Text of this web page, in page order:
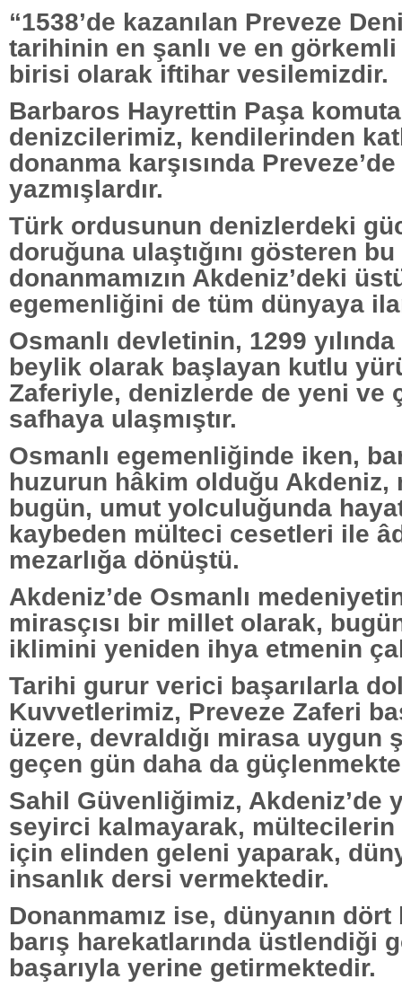
“1538’de kazanılan Preveze
tarihinin en şanlı ve en
birisi olarak iftihar vesilemizdir.
Barbaros Hayrettin Paşa
denizcilerimiz, kendilerinden
donanma karşısında
yazmışlardır.
Türk ordusunun denizlerdeki
doruğuna ulaştığını gösteren bu
donanmamızın Akdeniz’deki
egemenliğini de tüm dünyaya
Osmanlı devletinin, 1299
beylik olarak başlayan kutlu
Zaferiyle, denizlerde de yeni ve
safhaya ulaşmıştır.
Osmanlı egemenliğinde iken,
huzurun hâkim olduğu Akdeniz,
bugün, umut yolculuğunda
kaybeden mülteci cesetleri ile
mezarlığa dönüştü.
Akdeniz’de Osmanlı
mirasçısı bir millet olarak,
iklimini yeniden ihya etmenin
Tarihi gurur verici başarılarla
Kuvvetlerimiz, Preveze Zaferi
üzere, devraldığı mirasa uygun
geçen gün daha da
Sahil Güvenliğimiz, Akdeniz’de
seyirci kalmayarak, mültecilerin
için elinden geleni yaparak,
insanlık dersi vermektedir.
Donanmamız ise, dünyanın dört
barış harekatlarında üstlendiği
başarıyla yerine getirmektedir.